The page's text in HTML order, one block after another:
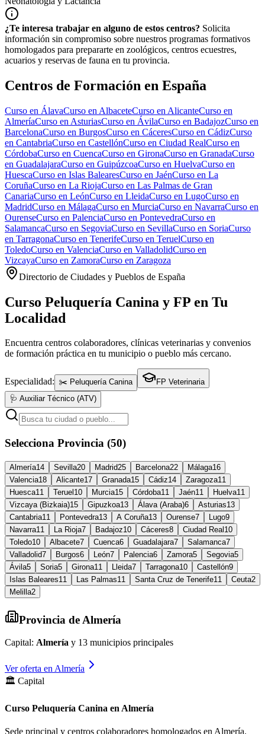
¿Te interesa trabajar en alguno de estos centros? Solicita
información sin compromiso sobre nuestros programas formativos
homologados para prepararte en zoológicos, centros ecuestres,
acuarios y reservas de fauna en tu provincia.
Centros de Formación en España
Curso en ÁlavaCurso en AlbaceteCurso en AlicanteCurso en
AlmeríaCurso en AsturiasCurso en ÁvilaCurso en BadajozCurso en
BarcelonaCurso en BurgosCurso en CáceresCurso en CádizCurso
en CantabriaCurso en CastellónCurso en Ciudad RealCurso en
CórdobaCurso en CuencaCurso en GironaCurso en GranadaCurso
en GuadalajaraCurso en GuipúzcoaCurso en HuelvaCurso en
HuescaCurso en Islas BalearesCurso en JaénCurso en La
CoruñaCurso en La RiojaCurso en Las Palmas de Gran
CanariaCurso en LeónCurso en LleidaCurso en LugoCurso en
MadridCurso en MálagaCurso en MurciaCurso en NavarraCurso en
OurenseCurso en PalenciaCurso en PontevedraCurso en
SalamancaCurso en SegoviaCurso en SevillaCurso en SoriaCurso
en TarragonaCurso en TenerifeCurso en TeruelCurso en
ToledoCurso en ValenciaCurso en ValladolidCurso en
VizcayaCurso en ZamoraCurso en Zaragoza
Directorio de Ciudades y Pueblos de España
Curso Peluquería Canina y FP en Tu
Localidad
Encuentra centros colaboradores, clínicas veterinarias y convenios
de formación práctica en tu municipio o pueblo más cercano.
Especialidad: ✂️ Peluquería Canina
FP Veterinaria
🩺 Auxiliar Técnico (ATV)
Selecciona Provincia (50)
Almería14 Sevilla20 Madrid25 Barcelona22 Málaga16
Valencia18 Alicante17 Granada15 Cádiz14 Zaragoza11
Huesca11 Teruel 10 Murcia15 Córdoba11 Jaén11 Huelva11
Vizcaya (Bizkaia)15 Gipuzkoa13 Álava (Araba)6 Asturias13
Cantabria11 Pontevedra13 A Coruña13 Ourense7 Lugo9
Navarra11 La Rioja7 Badajoz10 Cáceres8 Ciudad Real 10
Toledo10 Albacete7 Cuenca6 Guadalajara7 Salamanca7
Valladolid7 Burgos6 León7 Palencia6 Zamora5 Segovia5
Ávila5 Soria5 Girona11 Lleida7 Tarragona10 Castellón9
Islas Baleares11 Las Palmas11 Santa Cruz de Tenerife11 Ceuta2
Melilla2
Provincia de Almería
Capital: Almería y 13 municipios principales
Ver oferta en Almería
🏛️ Capital
Curso Peluquería Canina en Almería
Sede principal y centros colaboradores homologados en Almería.